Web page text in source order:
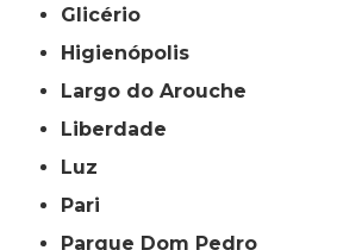
Glicério
Higienópolis
Largo do Arouche
Liberdade
Luz
Pari
Parque Dom Pedro